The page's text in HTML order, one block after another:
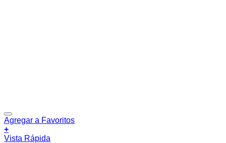
Agregar a Favoritos
+
Vista Rápida